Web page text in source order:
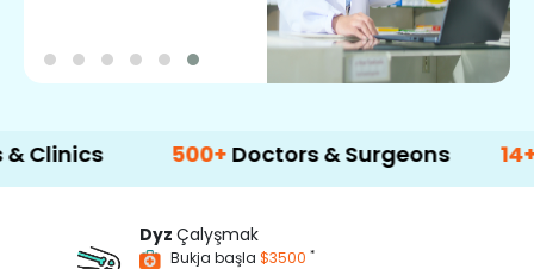
500+ Doctors & Surgeons 14+
Dyz Çalyşmak
Bukja başla $3500 *